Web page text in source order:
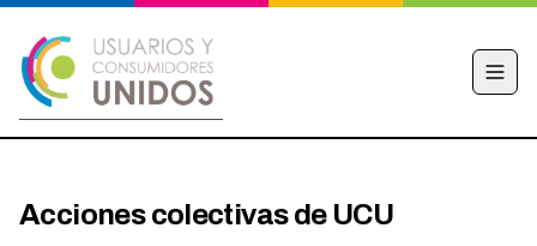
CAMPAÑA
Acciones colectivas de UCU